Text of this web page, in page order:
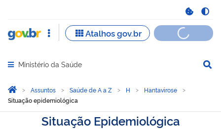
Abrir menu principal de navegação
Ministério da Saúde
Você está aqui:
Página Inicial
Assuntos Saúde de A a Z H
Hantavirose
Situação epidemiológica
Situação Epidemiológica